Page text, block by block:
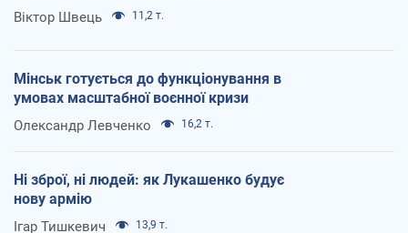
Віктор Швець 11,2 т.
Мінськ готується до функціонування в
умовах масштабної воєнної кризи
Олександр Левченко 16,2 т.
Ні зброї, ні людей: як Лукашенко будує
нову армію
Ігар Тишкевич 13,9 т.